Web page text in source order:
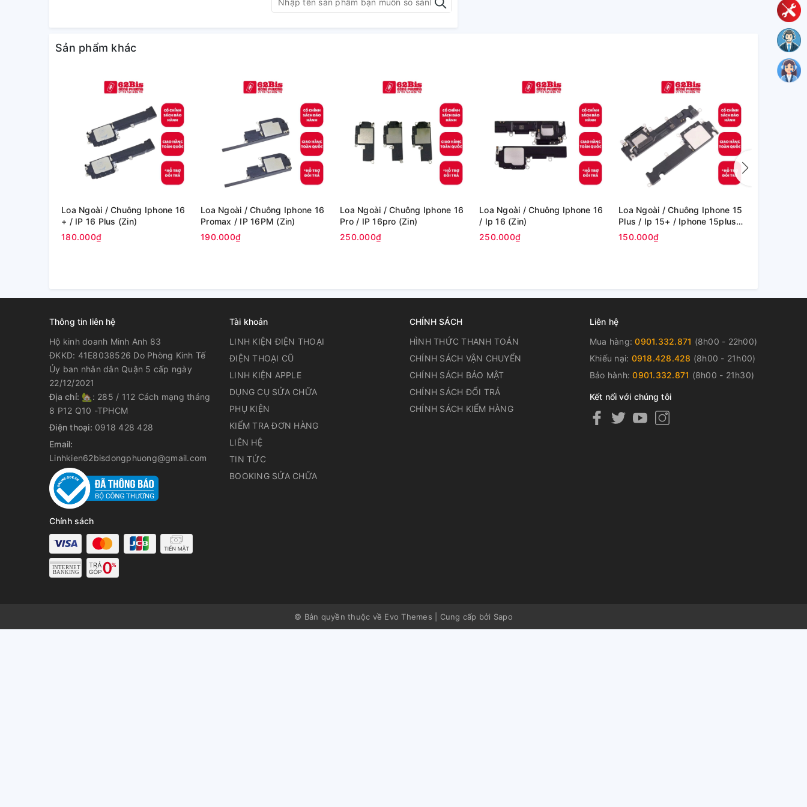
Sản phẩm khác
Loa Ngoài / Chuông Iphone 16
+ / IP 16 Plus (Zin)
180.000₫
Loa Ngoài / Chuông Iphone 16
Promax / IP 16PM (Zin)
190.000₫
Loa Ngoài / Chuông Iphone 16
Pro / IP 16pro (Zin)
250.000₫
Loa Ngoài / Chuông Iphone 16
/ Ip 16 (Zin)
250.000₫
Loa Ngoài / Chuông Iphone 15
Plus / Ip 15+ / Iphone 15plus
(Zin)
150.000₫
Thông tin liên hệ
Hộ kinh doanh Minh Anh 83
ĐKKD: 41E8038526 Do Phòng Kinh Tế
Ủy ban nhân dân Quận 5 cấp ngày
22/12/2021
Địa chỉ: 🏡: 285 / 112 Cách mạng tháng
8 P12 Q10 -TPHCM
Điện thoại: 0918 428 428
Email:
Linhkien62bisdongphuong@gmail.com
Chính sách
Tài khoản
LINH KIỆN ĐIỆN THOẠI
ĐIỆN THOẠI CŨ
LINH KIỆN APPLE
DỤNG CỤ SỬA CHỮA
PHỤ KIỆN
KIỂM TRA ĐƠN HÀNG
LIÊN HỆ
TIN TỨC
BOOKING SỬA CHỮA
CHÍNH SÁCH
HÌNH THỨC THANH TOÁN
CHÍNH SÁCH VẬN CHUYỂN
CHÍNH SÁCH BẢO MẬT
CHÍNH SÁCH ĐỔI TRẢ
CHÍNH SÁCH KIỂM HÀNG
Liên hệ
Mua hàng:0901.332.871 (8h00 - 22h00)
Khiếu nại: 0918.428.428 (8h00 - 21h00)
Bảo hành:0901.332.871 (8h00 - 21h30)
Kết nối với chúng tôi
© Bản quyền thuộc về Evo Themes Cung cấp bởi Sapo